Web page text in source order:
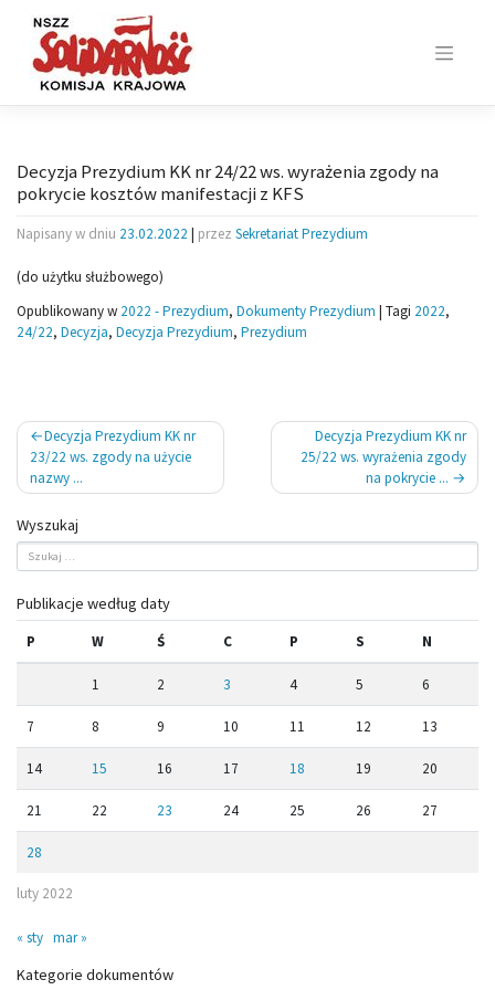
content
Decyzja Prezydium KK nr 24/22 ws. wyrażenia zgody na
pokrycie kosztów manifestacji z KFS
Napisany w dniu 23.02.2022 | przez Sekretariat Prezydium
(do użytku służbowego)
Opublikowany w 2022 - Prezydium, Dokumenty Prezydium | Tagi 2022,
24/22, Decyzja, Decyzja Prezydium, Prezydium
Nawigacja
wpisu
Decyzja Prezydium KK nr
23/22 ws. zgody na użycie
nazwy ...
Decyzja Prezydium KK nr
25/22 ws. wyrażenia zgody
na pokrycie ...
Wyszukaj
Publikacje według daty
luty 2022
P W Ś C P S N
1 2 3 4 5 6
7 8 9 10 11 12 13
14 15 16 17 18 19 20
21 22 23 24 25 26 27
28
« sty mar »
Kategorie dokumentów